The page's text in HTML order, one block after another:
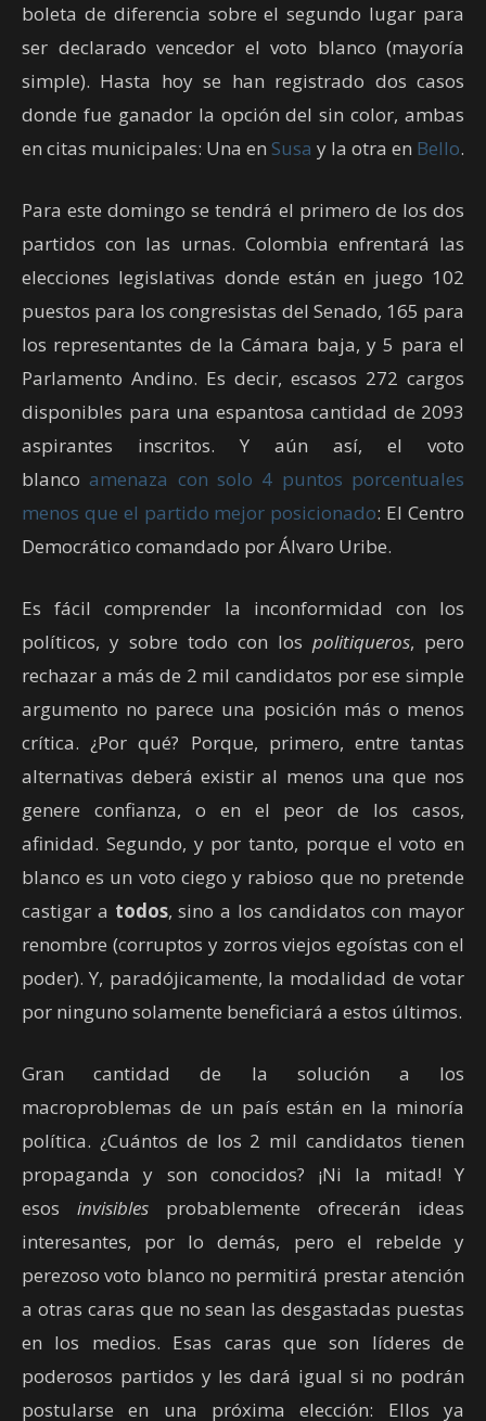
boleta de diferencia sobre el segundo lugar para
ser declarado vencedor el voto blanco (mayoría
simple). Hasta hoy se han registrado dos casos
donde fue ganador la opción del sin color, ambas
en citas municipales: Una en Susa y la otra en Bello.
Para este domingo se tendrá el primero de los dos
partidos con las urnas. Colombia enfrentará las
elecciones legislativas donde están en juego 102
puestos para los congresistas del Senado, 165 para
los representantes de la Cámara baja, y 5 para el
Parlamento Andino. Es decir, escasos 272 cargos
disponibles para una espantosa cantidad de 2093
aspirantes inscritos. Y aún así, el voto
blancoamenaza con solo 4 puntos porcentuales
menos que el partido mejor posicionado: El Centro
Democrático comandado por Álvaro Uribe.
Es fácil comprender la inconformidad con los
políticos, y sobre todo con los politiqueros, pero
rechazar a más de 2 mil candidatos por ese simple
argumento no parece una posición más o menos
crítica. ¿Por qué? Porque, primero, entre tantas
alternativas deberá existir al menos una que nos
genere confianza, o en el peor de los casos,
afinidad. Segundo, y por tanto, porque el voto en
blanco es un voto ciego y rabioso que no pretende
castigar a todos, sino a los candidatos con mayor
renombre (corruptos y zorros viejos egoístas con el
poder). Y, paradójicamente, la modalidad de votar
por ninguno solamente beneficiará a estos últimos.
Gran cantidad de la solución a los
macroproblemas de un país están en la minoría
política. ¿Cuántos de los 2 mil candidatos tienen
propaganda y son conocidos? ¡Ni la mitad! Y
esos invisibles probablemente ofrecerán ideas
interesantes, por lo demás, pero el rebelde y
perezoso voto blanco no permitirá prestar atención
a otras caras que no sean las desgastadas puestas
en los medios. Esas caras que son líderes de
poderosos partidos y les dará igual si no podrán
postularse en una próxima elección: Ellos ya